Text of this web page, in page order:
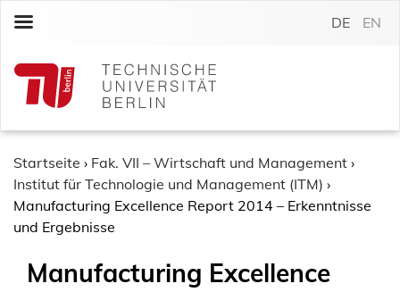
c
DE EN
Startseite › Fak. VII – Wirtschaft und Management ›
Institut für Technologie und Management (ITM) ›
Manufacturing Excellence Report 2014 – Erkenntnisse
und Ergebnisse
Manufacturing Excellence